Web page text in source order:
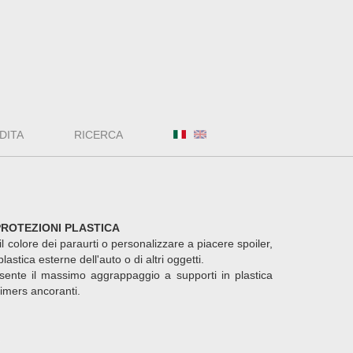
RICERCA
PLASTICA
colore dei paraurti o personalizzare a piacere spoiler,
esterne dell'auto o di altri oggetti.
il massimo aggrappaggio a supporti in plastica
ancoranti.